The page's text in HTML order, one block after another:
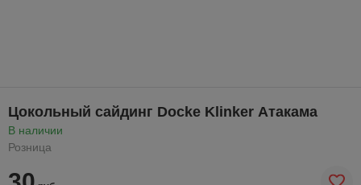
Цокольный сайдинг Docke Klinker Атакама
В наличии
Розница